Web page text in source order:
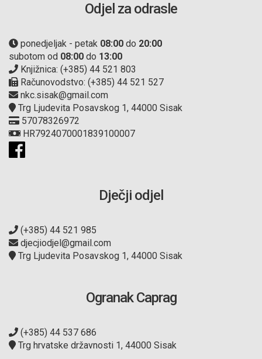
Odjel za odrasle
ponedjeljak - petak 08:00 do 20:00
subotom od 08:00 do 13:00
Knjižnica: (+385) 44 521 803
Računovodstvo: (+385) 44 521 527
nkc.sisak@gmail.com
Trg Ljudevita Posavskog 1, 44000 Sisak
57078326972
HR7924070001839100007
Dječji odjel
(+385) 44 521 985
djecjiodjel@gmail.com
Trg Ljudevita Posavskog 1, 44000 Sisak
Ogranak Caprag
(+385) 44 537 686
Trg hrvatske državnosti 1, 44000 Sisak